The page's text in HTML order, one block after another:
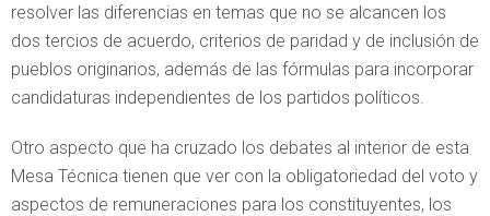
resolver las diferencias en temas que no se alcancen los
dos tercios de acuerdo, criterios de paridad y de inclusión de
pueblos originarios, además de las fórmulas para incorporar
candidaturas independientes de los partidos políticos.
Otro aspecto que ha cruzado los debates al interior de esta
Mesa Técnica tienen que ver con la obligatoriedad del voto y
aspectos de remuneraciones para los constituyentes, los